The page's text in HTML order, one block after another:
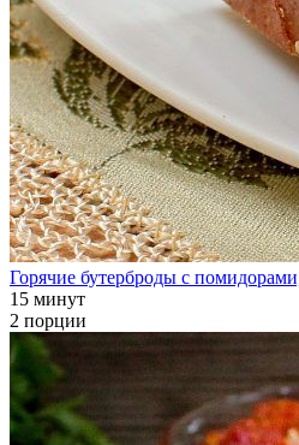
Горячие бутерброды с
15 минут
2 порции